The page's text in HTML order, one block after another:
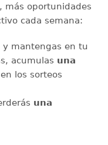
más oportunidades
cada semana:
y mantengas en tu
acumulas una
los sorteos
una